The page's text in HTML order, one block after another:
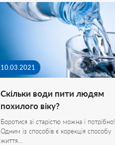
10.03.2021
Скільки води пити людям
похилого віку?
Боротися зі старістю можна і потрібно!
Одним із способів є корекція способу
життя…